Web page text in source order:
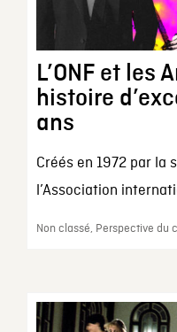
L’ONF et les
histoire
ans
Créés en 1972 par la
l’Association
Non classé, Perspective du